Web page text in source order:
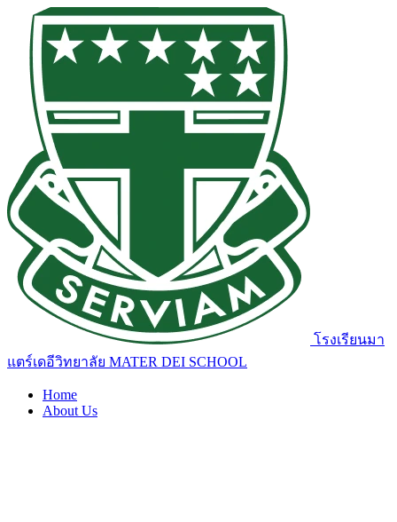
โรงเรียนมา
แตร์เดอีวิทยาลัย MATER DEI SCHOOL
Home
About Us